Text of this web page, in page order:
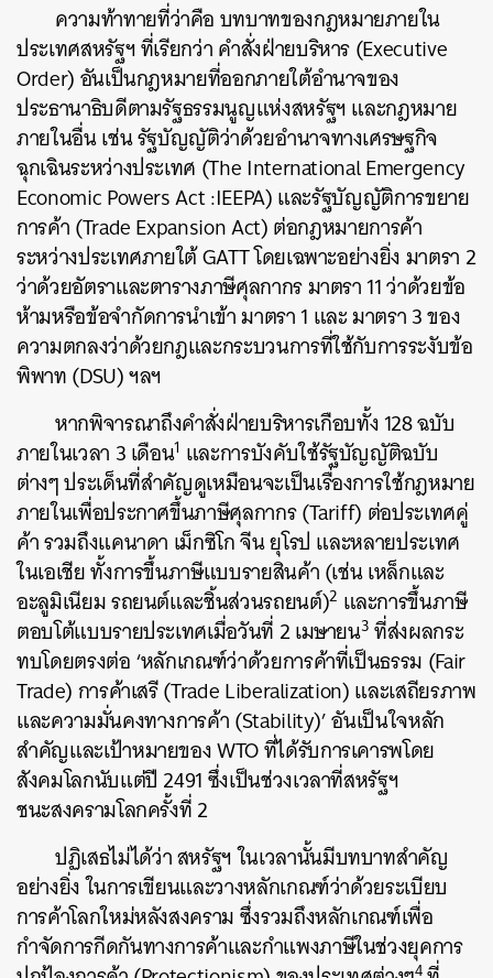
ความท้าทายที่ว่าคือ บทบาทของกฎหมายภายใน
ประเทศสหรัฐฯ ที่เรียกว่า คำสั่งฝ่ายบริหาร (Executive
Order) อันเป็นกฎหมายที่ออกภายใต้อำนาจของ
ประธานาธิบดีตามรัฐธรรมนูญแห่งสหรัฐฯ และกฎหมาย
ภายในอื่น เช่น รัฐบัญญัติว่าด้วยอำนาจทางเศรษฐกิจ
ฉุกเฉินระหว่างประเทศ (The International Emergency
Economic Powers Act :IEEPA) และรัฐบัญญัติการขยาย
การค้า (Trade Expansion Act) ต่อกฎหมายการค้า
ระหว่างประเทศภายใต้ GATT โดยเฉพาะอย่างยิ่ง มาตรา 2
ว่าด้วยอัตราและตารางภาษีศุลกากร มาตรา 11 ว่าด้วยข้อ
ห้ามหรือข้อจำกัดการนำเข้า มาตรา 1 และ มาตรา 3 ของ
ความตกลงว่าด้วยกฎและกระบวนการที่ใช้กับการระงับข้อ
พิพาท (DSU) ฯลฯ
หากพิจารณาถึงคำสั่งฝ่ายบริหารเกือบทั้ง 128 ฉบับ
ภายในเวลา 3 เดือน1 และการบังคับใช้รัฐบัญญัติฉบับ
ต่างๆ ประเด็นที่สำคัญดูเหมือนจะเป็นเรื่องการใช้กฎหมาย
ภายในเพื่อประกาศขึ้นภาษีศุลกากร (Tariff) ต่อประเทศคู่
ค้า รวมถึงแคนาดา เม็กซิโก จีน ยุโรป และหลายประเทศ
ในเอเชีย ทั้งการขึ้นภาษีแบบรายสินค้า (เช่น เหล็กและ
อะลูมิเนียม รถยนต์และชิ้นส่วนรถยนต์)2 และการขึ้นภาษี
ตอบโต้แบบรายประเทศเมื่อวันที่ 2 เมษายน3 ที่ส่งผลกระ
ทบโดยตรงต่อ ‘หลักเกณฑ์ว่าด้วยการค้าที่เป็นธรรม (Fair
Trade) การค้าเสรี (Trade Liberalization) และเสถียรภาพ
และความมั่นคงทางการค้า (Stability)’ อันเป็นใจหลัก
สำคัญและเป้าหมายของ WTO ที่ได้รับการเคารพโดย
สังคมโลกนับแต่ปี 2491 ซึ่งเป็นช่วงเวลาที่สหรัฐฯ
ชนะสงครามโลกครั้งที่ 2
ปฏิเสธไม่ได้ว่า สหรัฐฯ ในเวลานั้นมีบทบาทสำคัญ
อย่างยิ่ง ในการเขียนและวางหลักเกณฑ์ว่าด้วยระเบียบ
การค้าโลกใหม่หลังสงคราม ซึ่งรวมถึงหลักเกณฑ์เพื่อ
กำจัดการกีดกันทางการค้าและกำแพงภาษีในช่วงยุคการ
4